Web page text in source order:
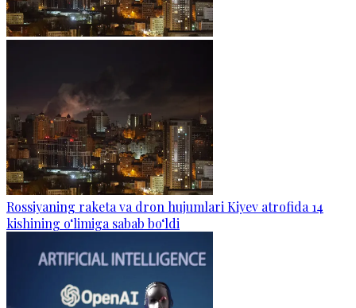
Rossiyaning raketa va dron hujumlari Kiyev atrofida 14
kishining o‘limiga sabab bo‘ldi